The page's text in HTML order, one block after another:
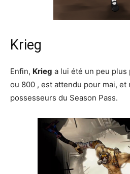
Krieg
Enfin, Krieg a lui été un peu plus
ou 800 , est attendu pour mai,
possesseurs du Season Pass.